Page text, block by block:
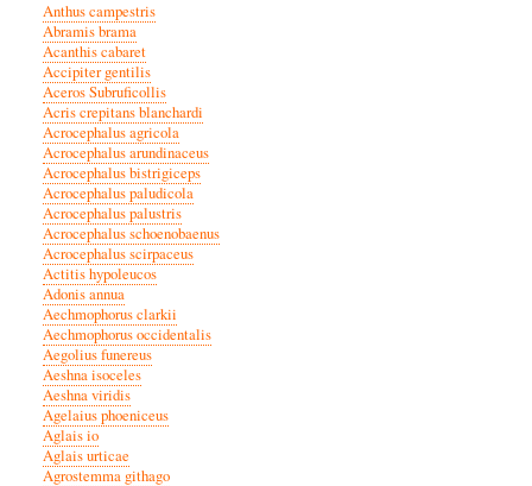
Anthus campestris
Abramis brama
Acanthis cabaret
Accipiter gentilis
Aceros Subruficollis
Acris crepitans blanchardi
Acrocephalus agricola
Acrocephalus arundinaceus
Acrocephalus bistrigiceps
Acrocephalus paludicola
Acrocephalus palustris
Acrocephalus schoenobaenus
Acrocephalus scirpaceus
Actitis hypoleucos
Adonis annua
Aechmophorus clarkii
Aechmophorus occidentalis
Aegolius funereus
Aeshna isoceles
Aeshna viridis
Agelaius phoeniceus
Aglais io
Aglais urticae
Agrostemma githago